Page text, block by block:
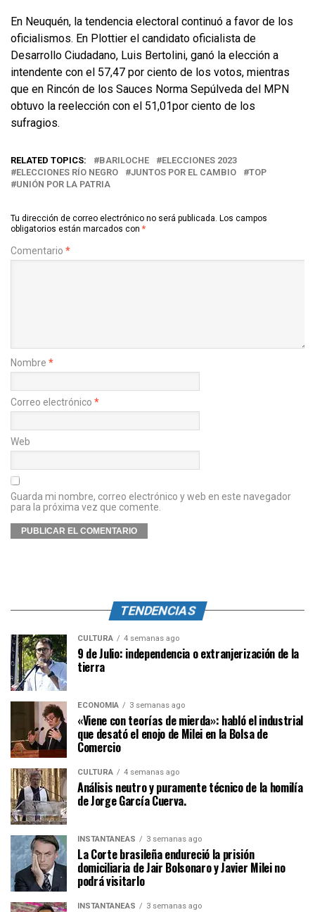
En Neuquén, la tendencia electoral continuó a favor de los
oficialismos. En Plottier el candidato oficialista de
Desarrollo Ciudadano, Luis Bertolini, ganó la elección a
intendente con el 57,47 por ciento de los votos, mientras
que en Rincón de los Sauces Norma Sepúlveda del MPN
obtuvo la reelección con el 51,01por ciento de los
sufragios.
RELATED TOPICS: BARILOCHE
ELECCIONES 2023
ELECCIONES RÍO NEGRO
JUNTOS POR EL CAMBIO
TOP
UNIÓN POR LA PATRIA
Tu dirección de correo electrónico no será publicada. Los campos
obligatorios están marcados con *
Comentario *
Nombre *
Correo electrónico *
Web
Guarda mi nombre, correo electrónico y web en este navegador
para la próxima vez que comente.
TENDENCIAS
CULTURA 4 semanas ago
9 de Julio: independencia o extranjerización de la
tierra
ECONOMÍA 3 semanas ago
«Viene con teorías de mierda»: habló el industrial
que desató el enojo de Milei en la Bolsa de
Comercio
CULTURA 4 semanas ago
Análisis neutro y puramente técnico de la homilía
de Jorge García Cuerva.
INSTANTÁNEAS 3 semanas ago
La Corte brasileña endureció la prisión
domiciliaria de Jair Bolsonaro y Javier Milei no
podrá visitarlo
INSTANTÁNEAS 3 semanas ago